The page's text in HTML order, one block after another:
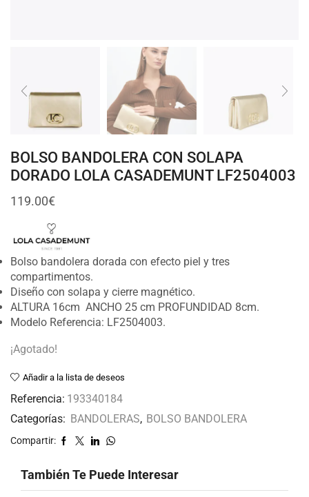
BOLSO BANDOLERA CON SOLAPA
DORADO LOLA CASADEMUNT LF2504003
119.00€
Bolso bandolera dorada con efecto piel y tres
compartimentos.
Diseño con solapa y cierre magnético.
ALTURA 16cm ANCHO 25 cm PROFUNDIDAD 8cm.
Modelo Referencia: LF2504003.
¡Agotado!
Añadir a la lista de deseos
Referencia: 193340184
Categorías: BANDOLERAS, BOLSO BANDOLERA
Compartir:
También Te Puede Interesar